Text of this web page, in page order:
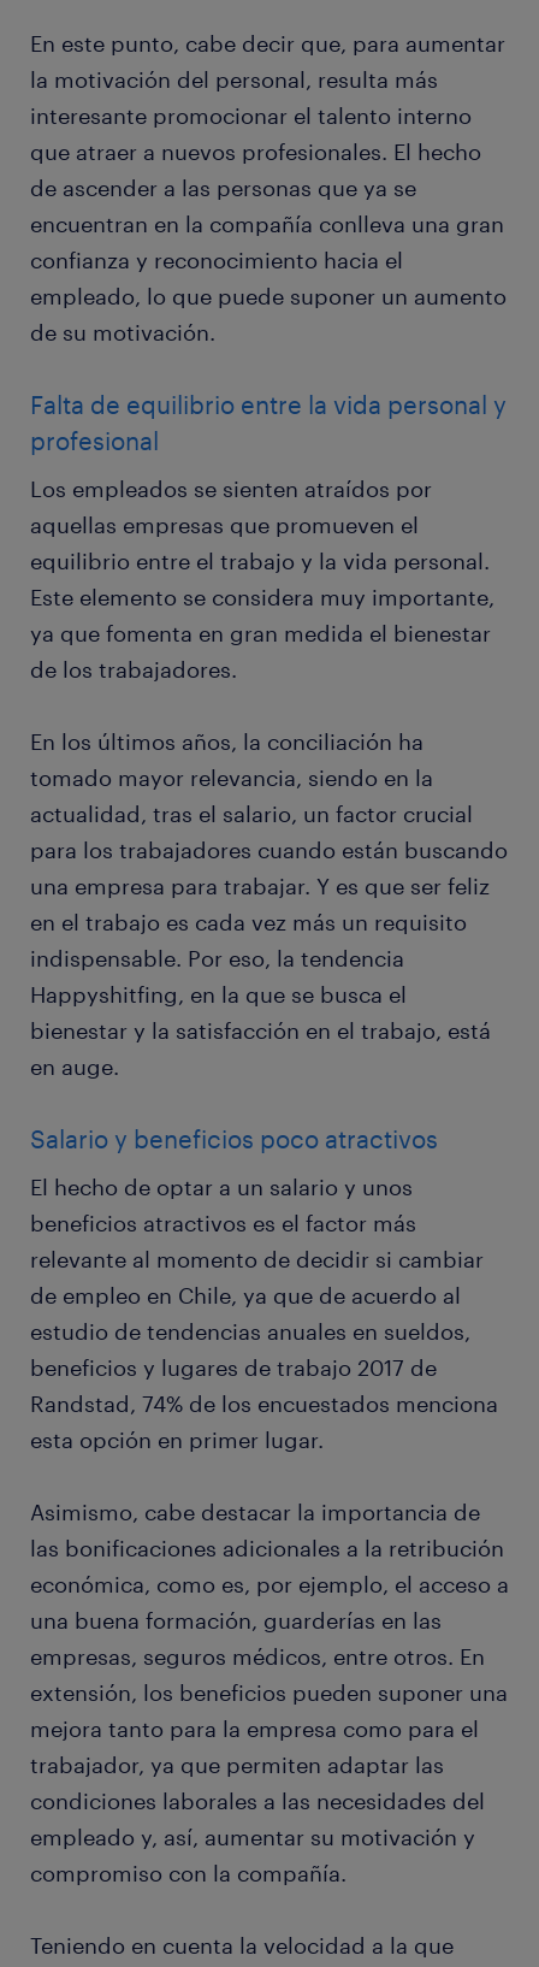
En este punto, cabe decir que, para aumentar
la motivación del personal, resulta más
interesante promocionar el talento interno
que atraer a nuevos profesionales. El hecho
de ascender a las personas que ya se
encuentran en la compañía conlleva una gran
confianza y reconocimiento hacia el
empleado, lo que puede suponer un aumento
de su motivación.
Falta de equilibrio entre la vida personal y
profesional
Los empleados se sienten atraídos por
aquellas empresas que promueven el
equilibrio entre el trabajo y la vida personal.
Este elemento se considera muy importante,
ya que fomenta en gran medida el bienestar
de los trabajadores.
En los últimos años, la conciliación ha
tomado mayor relevancia, siendo en la
actualidad, tras el salario, un factor crucial
para los trabajadores cuando están buscando
una empresa para trabajar. Y es que ser feliz
en el trabajo es cada vez más un requisito
indispensable. Por eso, la tendencia
Happyshitfing, en la que se busca el
bienestar y la satisfacción en el trabajo, está
en auge.
Salario y beneficios poco atractivos
El hecho de optar a un salario y unos
beneficios atractivos es el factor más
relevante al momento de decidir si cambiar
de empleo en Chile, ya que de acuerdo al
estudio de tendencias anuales en sueldos,
beneficios y lugares de trabajo 2017 de
Randstad, 74% de los encuestados menciona
esta opción en primer lugar.
Asimismo, cabe destacar la importancia de
las bonificaciones adicionales a la retribución
económica, como es, por ejemplo, el acceso a
una buena formación, guarderías en las
empresas, seguros médicos, entre otros. En
extensión, los beneficios pueden suponer una
mejora tanto para la empresa como para el
trabajador, ya que permiten adaptar las
condiciones laborales a las necesidades del
empleado y, así, aumentar su motivación y
compromiso con la compañía.
Teniendo en cuenta la velocidad a la que